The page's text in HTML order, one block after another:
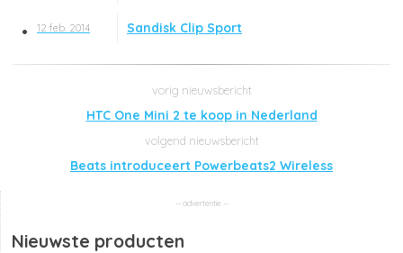
12 feb. 2014 Sandisk Clip Sport
HTC One Mini 2 te koop in Nederland
Beats introduceert Powerbeats2 Wireless
Nieuwste producten